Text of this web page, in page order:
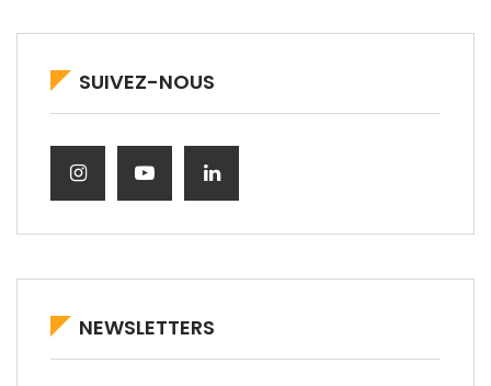
SUIVEZ-NOUS
NEWSLETTERS